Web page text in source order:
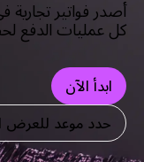
أصدر فواتير تجارية
كل عمليات الدفع
ابدأ الآن
حدد موعد للعرض